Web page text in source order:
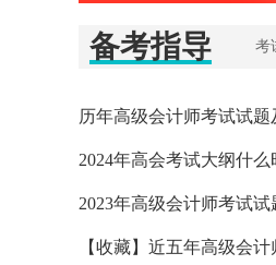
备考指导 考
历年高级会计师考试试题
2024年高会考试大纲什么
2023年高级会计师考试
【收藏】近五年高级会